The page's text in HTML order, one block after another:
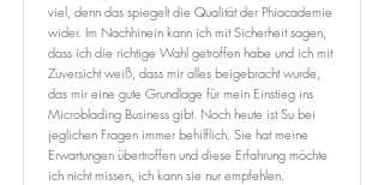
viel, denn das spiegelt die Qualität der Phiacademie
wider. Im Nachhinein kann ich mit Sicherheit sagen,
dass ich die richtige Wahl getroffen habe und ich mit
Zuversicht weiß, dass mir alles beigebracht wurde,
das mir eine gute Grundlage für mein Einstieg ins
Microblading Business gibt. Noch heute ist Su bei
jeglichen Fragen immer behilflich. Sie hat meine
Erwartungen übertroffen und diese Erfahrung möchte
ich nicht missen, ich kann sie nur empfehlen.